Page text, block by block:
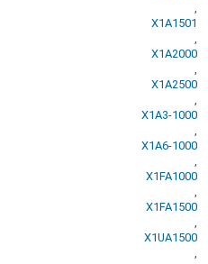
X1A1501
X1A2000
X1A2500
X1A3-1000
X1A6-1000
X1FA1000
X1FA1500
X1UA1500